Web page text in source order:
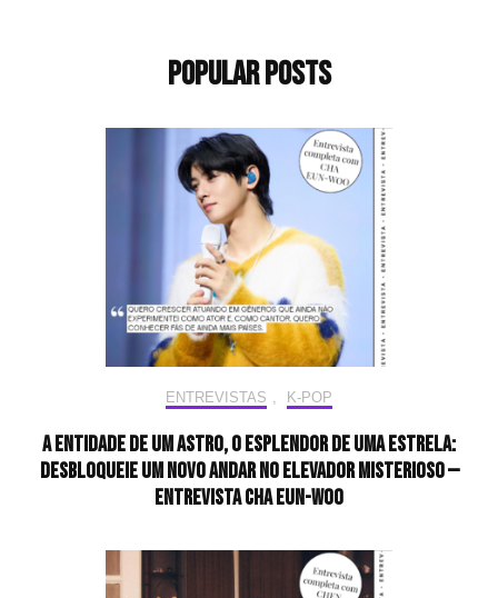
Popular Posts
ENTREVISTAS , K-POP
A entidade de um astro, o esplendor de uma estrela:
desbloqueie um novo andar no elevador misterioso —
Entrevista CHA EUN-WOO